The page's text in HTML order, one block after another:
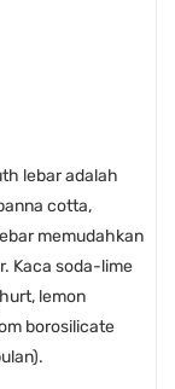
lebar adalah
cotta,
memudahkan
Kaca soda-lime
lemon
borosilicate